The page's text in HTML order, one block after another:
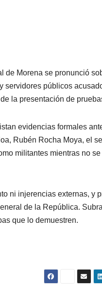
de Morena se pronunció
servidores públicos
la presentación de
evidencias formales
Rubén Rocha Moya, el
militantes mientras no
ni injerencias externas, y
de la República.
que lo demuestren.